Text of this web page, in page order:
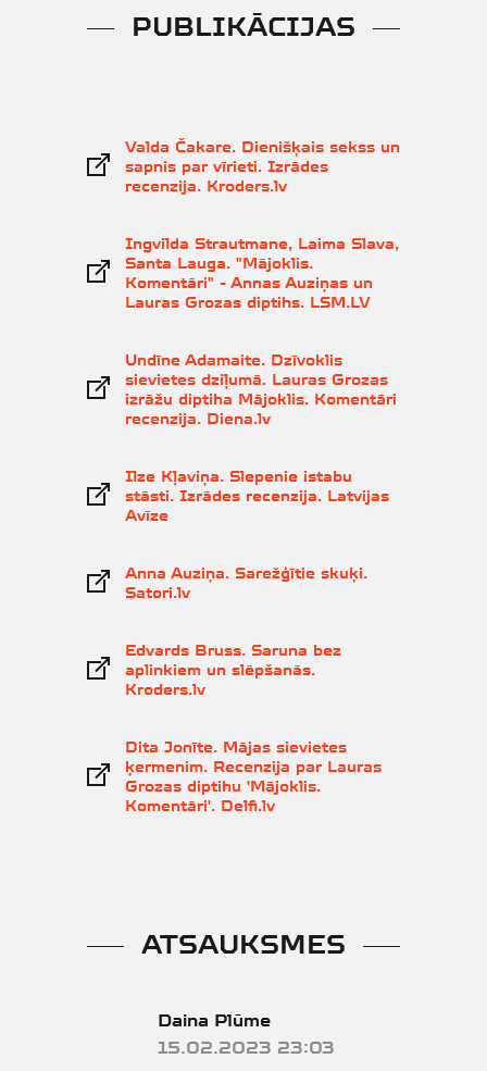
PUBLIKĀCIJAS
Valda Čakare. Dienišķais sekss un
sapnis par vīrieti. Izrādes
recenzija. Kroders.lv
Ingvilda Strautmane, Laima Slava,
Santa Lauga. "Mājoklis.
Komentāri" - Annas Auziņas un
Lauras Grozas diptihs. LSM.LV
Undīne Adamaite. Dzīvoklis
sievietes dziļumā. Lauras Grozas
izrāžu diptiha Mājoklis. Komentāri
recenzija. Diena.lv
Ilze Kļaviņa. Slepenie istabu
stāsti. Izrādes recenzija. Latvijas
Avīze
Anna Auziņa. Sarežģītie skuķi.
Satori.lv
Edvards Bruss. Saruna bez
aplinkiem un slēpšanās.
Kroders.lv
Dita Jonīte. Mājas sievietes
ķermenim. Recenzija par Lauras
Grozas diptihu 'Mājoklis.
Komentāri'. Delfi.lv
ATSAUKSMES
Daina Plūme
15.02.2023 23:03